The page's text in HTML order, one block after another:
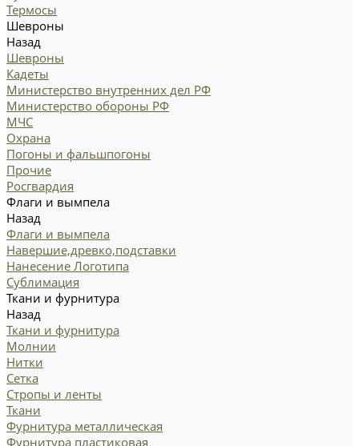
Термосы
Шевроны
Назад
Шевроны
Кадеты
Министерство внутренних дел РФ
Министерство обороны РФ
МЧС
Охрана
Погоны и фальшпогоны
Прочие
Росгвардия
Флаги и вымпела
Назад
Флаги и вымпела
Навершие,древко,подставки
Нанесение Логотипа
Сублимация
Ткани и фурнитура
Назад
Ткани и фурнитура
Молнии
Нитки
Сетка
Стропы и ленты
Ткани
Фурнитура металлическая
Фурнитура пластиковая